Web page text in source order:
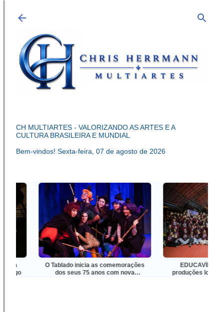
CH MULTIARTES - VALORIZANDO AS ARTES E A
CULTURA BRASILEIRA E MUNDIAL
Bem-vindos! Sexta-feira, 07 de agosto de 2026
O Tablado inicia as comemorações
dos seus 75 anos com nova
EDUCAVÍDEO
produções locais e